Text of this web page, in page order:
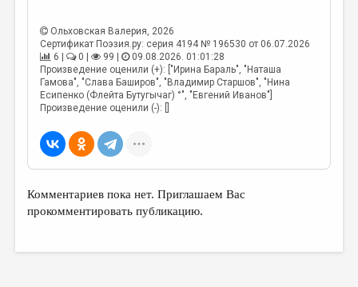
РЕДКОЛЛЕГИЯ
ОТ РЕДАКЦИИ
МАЛАЯ ПРОЗА
ЭССЕИСТИКА
ЛИТЕРАТУРОВЕДЕНИЕ
КУЛЬТУРОВЕДЕНИЕ
ПУБЛИЦИСТИКА
РЕЦЕНЗИРОВАНИЕ
Ольховская Валерия, 2026
Сертификат Поэзия.ру: серия 4194 № 196530 от 06.07.2026
6 |
0 | 99 |
09.08.2026. 01:01:28
Произведение оценили (+): ["Ирина Бараль", "Наташа
Гамова", "Слава Баширов", "Владимир Старшов", "Нина
Есипенко (Флейта Бутугычаг) °", "Евгений Иванов"]
Произведение оценили (-): []
Комментариев пока нет. Приглашаем Вас
прокомментировать публикацию.